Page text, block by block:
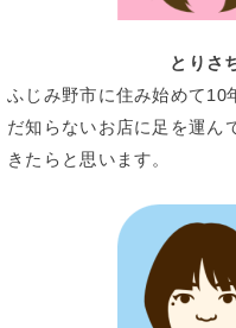
とりさ
ふじみ野市に住み始めて10
だ知らないお店に足を運ん
きたらと思います。